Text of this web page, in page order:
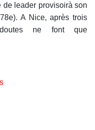
leader provisoirà son
A Nice, après trois
ne font que